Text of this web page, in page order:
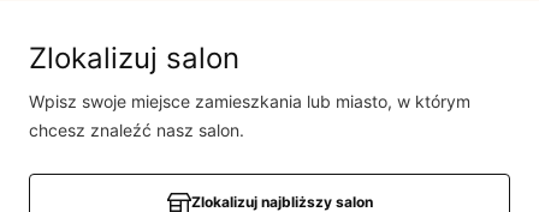
Bądź pierwszą osobą, która podzieli się opinią o tym
Powiadomienie
Zlokalizuj salon
Wpisz swoje miejsce zamieszkania lub miasto, w którym
chcesz znaleźć nasz salon.
Zlokalizuj najbliższy salon